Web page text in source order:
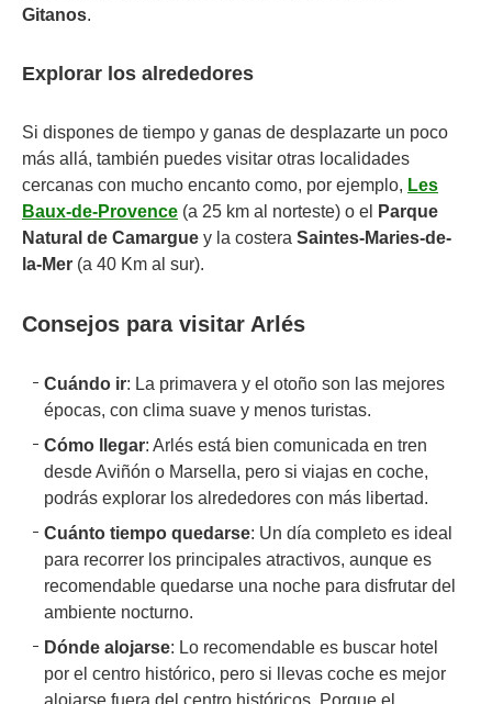
Gitanos.
Explorar los alrededores
Si dispones de tiempo y ganas de desplazarte un poco
más allá, también puedes visitar otras localidades
cercanas con mucho encanto como, por ejemplo, Les
Baux-de-Provence (a 25 km al norteste) o el
Parque
Natural de Camargue y la costera Saintes-Maries-de-
la-Mer (a 40 Km al sur).
Consejos para visitar Arlés
Cuándo ir: La primavera y el otoño son las mejores
épocas, con clima suave y menos turistas.
Cómo llegar: Arlés está bien comunicada en tren
desde Aviñón o Marsella, pero si viajas en coche,
podrás explorar los alrededores con más libertad.
Cuánto tiempo quedarse: Un día completo es ideal
para recorrer los principales atractivos, aunque es
recomendable quedarse una noche para disfrutar del
ambiente nocturno.
Dónde alojarse: Lo recomendable es buscar hotel
por el centro histórico, pero si llevas coche es mejor
alojarse fuera del centro históricos. Porque el